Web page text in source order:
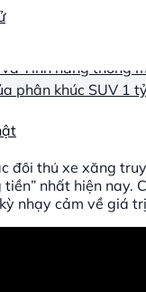
là lựa chọn thông
VF 8 thiết lập
Tính năng thông
phân khúc SUV 1
SUV điện hàng
đối thủ xe xăng
nhất hiện
nhạy cảm về giá